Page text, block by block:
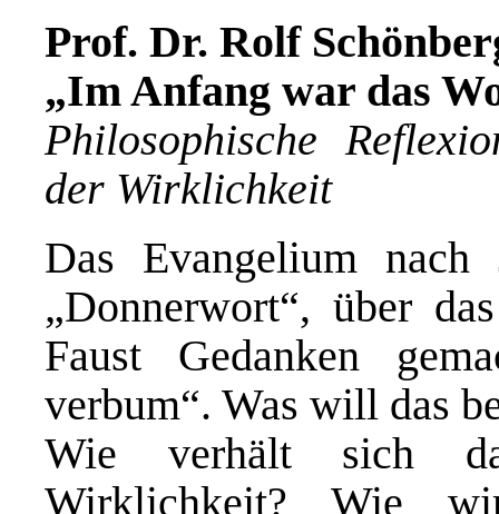
Prof. Dr. Rolf
„Im Anfang war das
Philosophische
der Wirklichkeit
Das Evangelium nach
„Donnerwort“, über
Faust Gedanken
verbum“. Was will das
Wie verhält sich
Wirklichkeit? Wie